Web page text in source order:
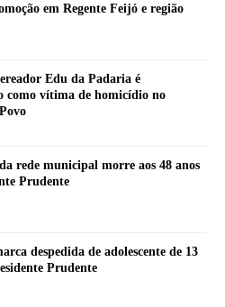
em Regente Feijó e região
Edu da Padaria é
como vítima de homicídio no
rede municipal morre aos 48 anos
Prudente
despedida de adolescente de 13
Prudente